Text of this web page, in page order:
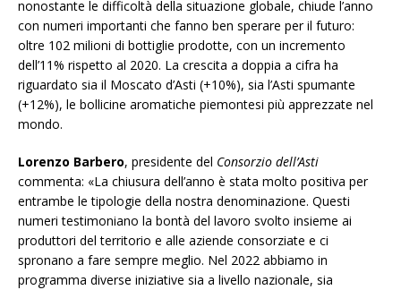
nonostante le difficoltà della situazione globale, chiude l’anno
con numeri importanti che fanno ben sperare per il futuro:
oltre 102 milioni di bottiglie prodotte, con un incremento
dell’11% rispetto al 2020. La crescita a doppia a cifra ha
riguardato sia il Moscato d’Asti (+10%), sia l’Asti spumante
(+12%), le bollicine aromatiche piemontesi più apprezzate nel
mondo.
Lorenzo Barbero, presidente del Consorzio dell’Asti
commenta: «La chiusura dell’anno è stata molto positiva per
entrambe le tipologie della nostra denominazione. Questi
numeri testimoniano la bontà del lavoro svolto insieme ai
produttori del territorio e alle aziende consorziate e ci
spronano a fare sempre meglio. Nel 2022 abbiamo in
programma diverse iniziative sia a livello nazionale, sia